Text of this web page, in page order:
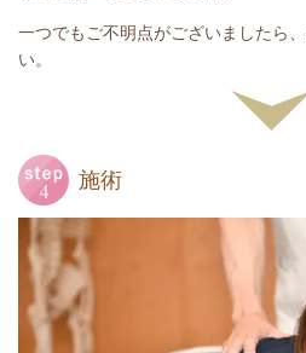
一つでもご不明点がございましたら
い。
施術